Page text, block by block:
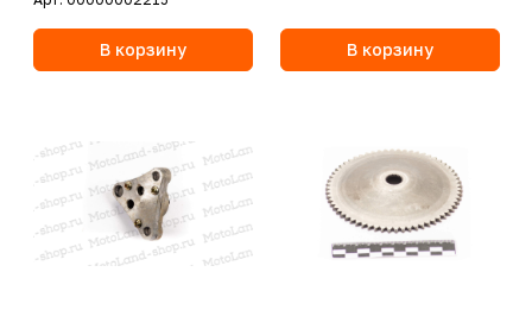
В корзину В корзину